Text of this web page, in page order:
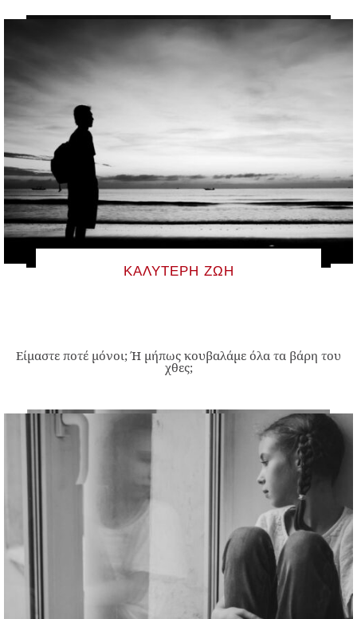
ΚΑΛΎΤΕΡΗ ΖΩΉ
Είμαστε ποτέ μόνοι; Ή μήπως κουβαλάμε όλα τα βάρη του
χθες;